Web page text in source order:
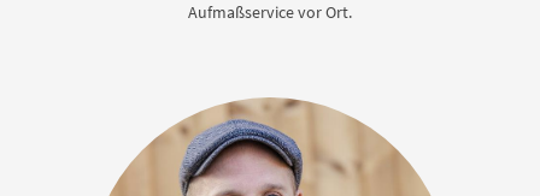
Aufmaßservice vor Ort.